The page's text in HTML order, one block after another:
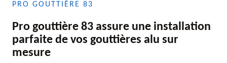
PRO GOUTTIÈRE 83
Pro gouttière 83 assure une installation
parfaite de vos gouttières alu sur
mesure